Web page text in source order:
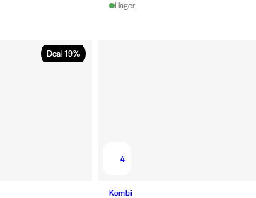
I lager
Deal 19%
4
Kombi